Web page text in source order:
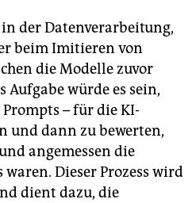
der Datenverarbeitung,
beim Imitieren von
die Modelle zuvor
Aufgabe würde es sein,
– für die KI-
und dann zu bewerten,
angemessen die
Dieser Prozess wird
dient dazu, die